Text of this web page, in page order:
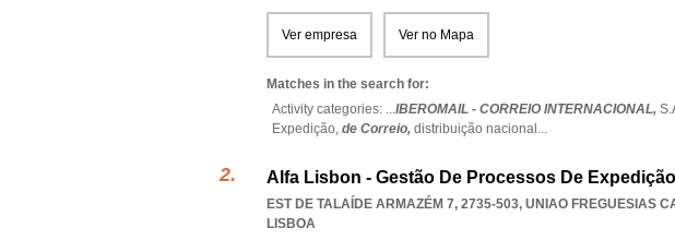
Ver empresa Ver no Mapa
Matches in the search for:
Activity categories: ...IBEROMAIL - CORREIO INTERNACIONAL,
Expedição, de Correio, distribuição nacional ...
Alfa Lisbon - Gestão De Processos De
EST DE TALAÍDE ARMAZÉM 7, 2735-503, UNIAO FREGUESIAS
LISBOA